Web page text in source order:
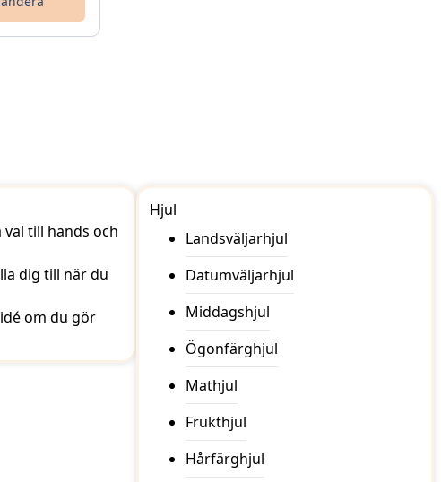
till hands och
dig till när du
om du gör
Hjul
Landsväljarhjul
Datumväljarhjul
Middagshjul
Ögonfärghjul
Mathjul
Frukthjul
Hårfärghjul